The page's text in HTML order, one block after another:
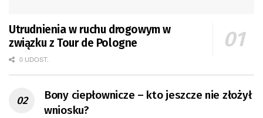
Utrudnienia w ruchu drogowym w
związku z Tour de Pologne
0 UDOST.
Bony ciepłownicze – kto jeszcze nie złożył
wniosku?